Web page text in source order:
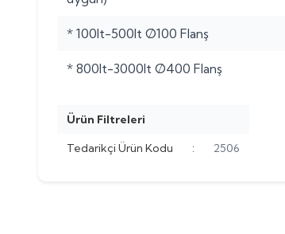
* 100lt-500lt Ø100 Flanş
* 800lt-3000lt Ø400 Flanş
Ürün Filtreleri
Tedarikçi Ürün Kodu
: 2506